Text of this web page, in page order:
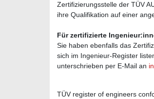
Zertifizierungsstelle der TÜV
ihre Qualifikation auf einer
Für zertifizierte
Sie haben ebenfalls das
sich im Ingenieur-Register
unterschrieben per E-Mail an
TÜV register of engineers